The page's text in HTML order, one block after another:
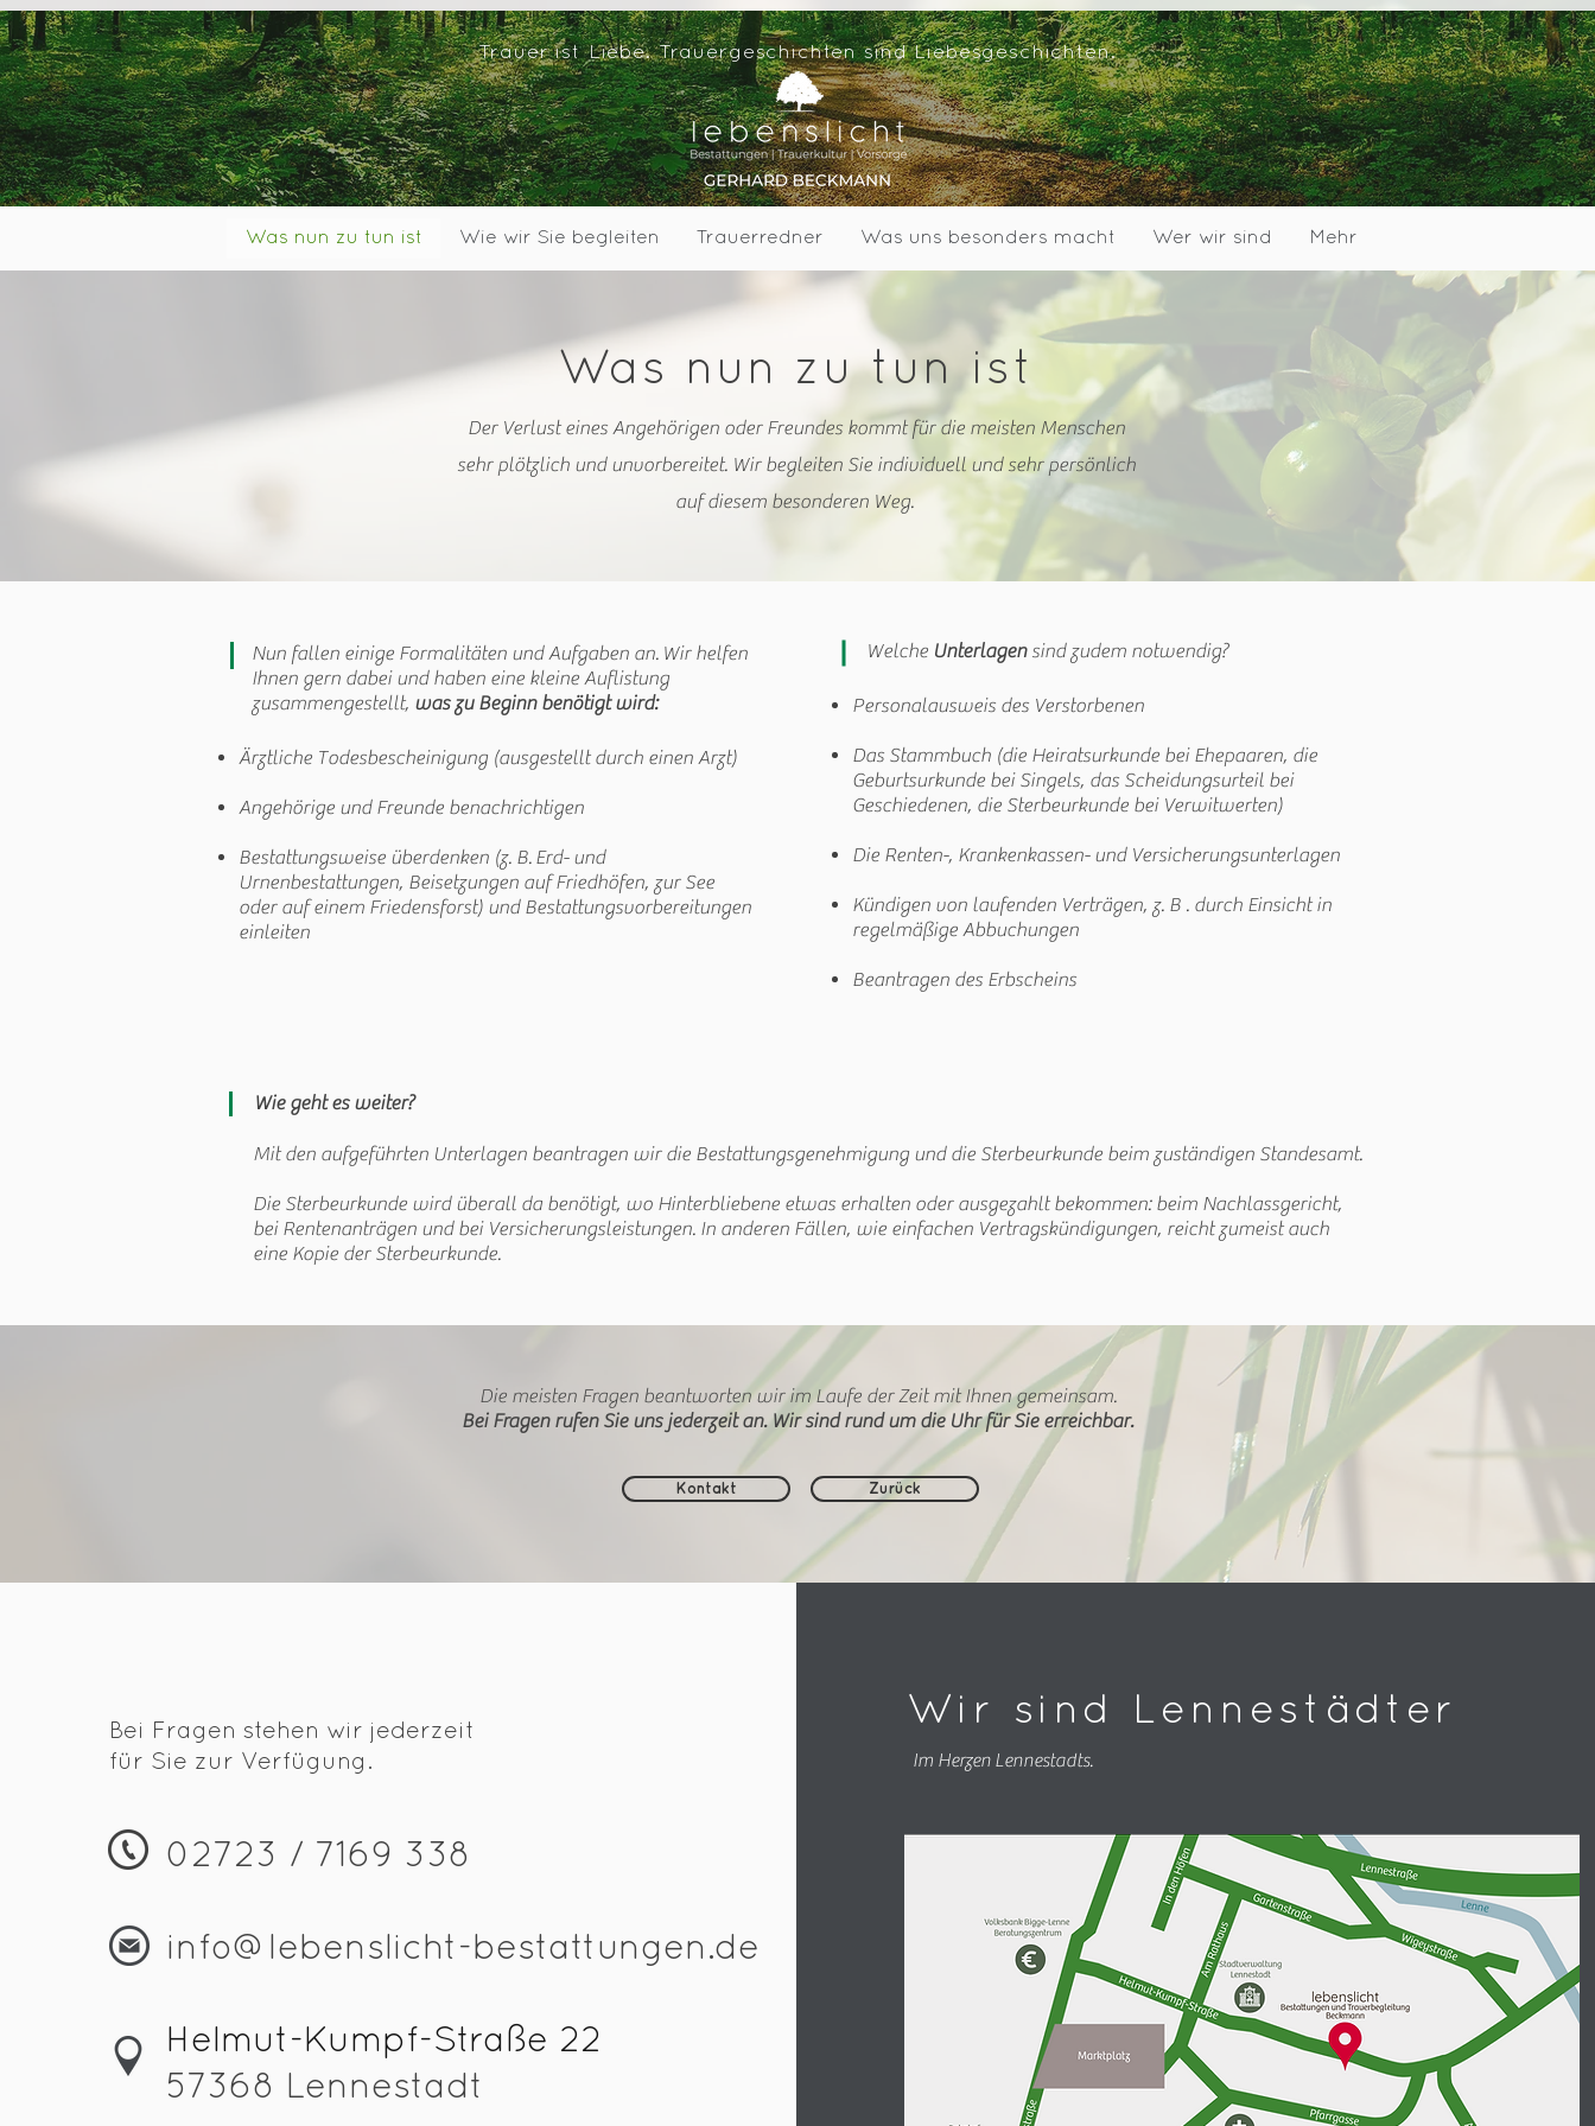
Trauer ist Liebe. Trauergeschichten sind Liebesgeschichten.
Was nun zu tun ist Wie wir Sie begleiten Trauerredner Was uns besonders macht Wer wir sind Mehr
Was nun zu tun ist
Der Verlust eines Angehörigen oder Freundes kommt für die meisten Menschen
sehr plötzlich und unvorbereitet. Wir begleiten Sie individuell und sehr persönlich
auf diesem besonderen Weg.
Die meisten Fragen beantworten wir im Laufe der Zeit mit Ihnen gemeinsam.
Bei Fragen rufen Sie uns jederzeit an. Wir sind rund um die Uhr für Sie erreichbar.
Kontakt Zurück
Mit den aufgeführten Unterlagen beantragen wir die Bestattungsgenehmigung und die Sterbeurkunde beim zuständigen Standesamt.
Die Sterbeurkunde wird überall da benötigt, wo Hinterbliebene etwas erhalten oder ausgezahlt bekommen: beim Nachlassgericht,
bei Rentenanträgen und bei Versicherungsleistungen. In anderen Fällen, wie einfachen Vertragskündigungen, reicht zumeist auch
eine Kopie der Sterbeurkunde.
Wie geht es weiter?
Personalausweis des Verstorbenen
Das Stammbuch (die Heiratsurkunde bei Ehepaaren, die
Geburtsurkunde bei Singels, das Scheidungsurteil bei
Geschiedenen, die Sterbeurkunde bei Verwitwerten)
Die Renten-, Krankenkassen- und Versicherungsunterlagen
Kündigen von laufenden Verträgen, z. B . durch Einsicht in
regelmäßige Abbuchungen
Beantragen des Erbscheins
Welche Unterlagensind zudem notwendig?
Ärztliche Todesbescheinigung (ausgestellt durch einen Arzt)
Angehörige und Freunde benachrichtigen
Bestattungsweise überdenken (z. B. Erd- und
Urnenbestattungen, Beisetzungen auf Friedhöfen, zur See
oder auf einem Friedensforst) und Bestattungsvorbereitungen
einleiten
Nun fallen einige Formalitäten und Aufgaben an. Wir helfen
Ihnen gern dabei und haben eine kleine Auflistung
zusammengestellt, was zu Beginn benötigt wird:
Bei Fragen stehen wir jederzeit
für Sie zur Verfügung.
02723 / 7169 338
info@lebenslicht-bestattungen.de
Helmut-Kumpf-Straße 22
57368 Lennestadt
Im Herzen Lennestadts.
Wir sind Lennestädter